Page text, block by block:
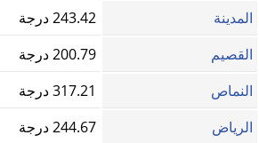
المدينة
243.42 درجة
القصيم
200.79 درجة
النماص
317.21 درجة
الرياض
244.67 درجة